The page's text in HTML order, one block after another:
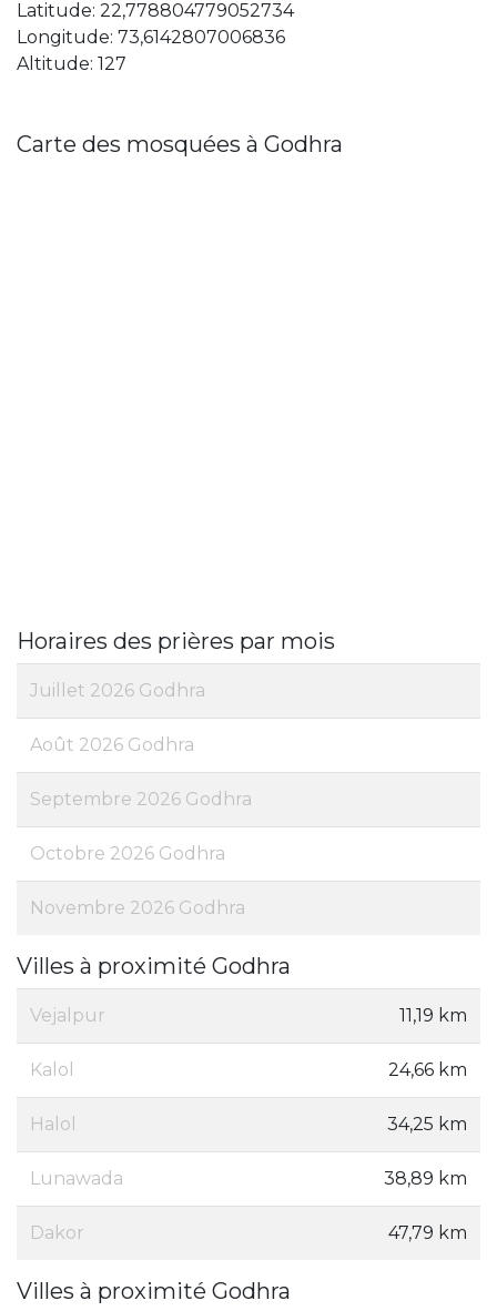
Latitude: 22,778804779052734
Longitude: 73,6142807006836
Altitude: 127
Carte des mosquées à Godhra
Horaires des prières par mois
Juillet 2026 Godhra
Août 2026 Godhra
Septembre 2026 Godhra
Octobre 2026 Godhra
Novembre 2026 Godhra
Villes à proximité Godhra
Vejalpur 11,19 km
Kalol 24,66 km
Halol 34,25 km
Lunawada 38,89 km
Dakor 47,79 km
Villes à proximité Godhra